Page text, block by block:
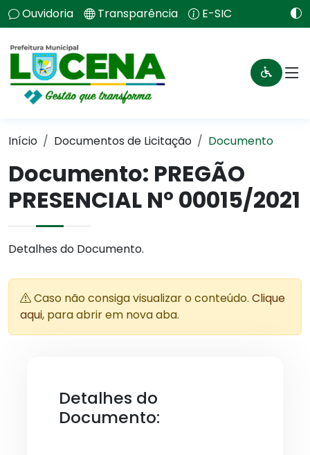
Ouvidoria Transparência E-SIC
Início Documentos de Licitação Documento
Documento: PREGÃO
PRESENCIAL Nº 00015/2021
Detalhes do Documento.
Caso não consiga visualizar o conteúdo. Clique
aqui, para abrir em nova aba.
Detalhes do
Documento: